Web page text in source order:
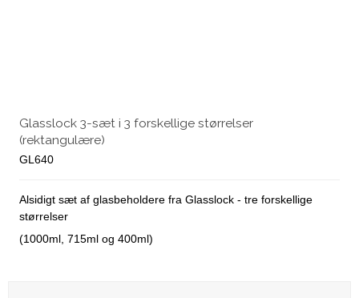
Glasslock 3-sæt i 3 forskellige størrelser
(rektangulære)
GL640
Alsidigt sæt af glasbeholdere fra Glasslock - tre forskellige
størrelser
(1000ml, 715ml og 400ml)